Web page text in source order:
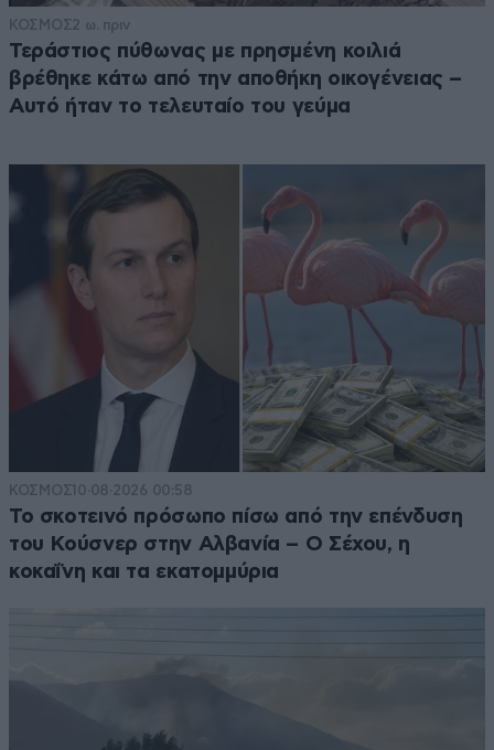
ΚΟΣΜΟΣ2 ω. πριν
Τεράστιος πύθωνας με πρησμένη κοιλιά
βρέθηκε κάτω από την αποθήκη οικογένειας –
Αυτό ήταν το τελευταίο του γεύμα
ΚΟΣΜΟΣ10·08·2026 00:58
Το σκοτεινό πρόσωπο πίσω από την επένδυση
του Κούσνερ στην Αλβανία – Ο Σέχου, η
κοκαΐνη και τα εκατομμύρια